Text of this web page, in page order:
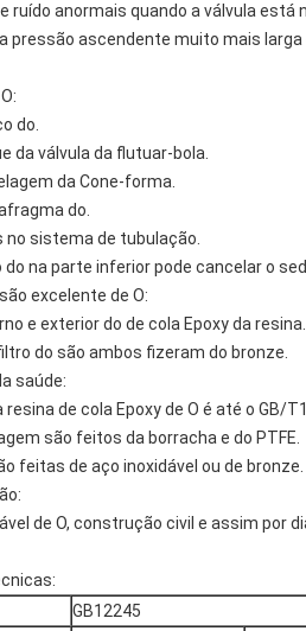
ruído anormais quando a válvula
pressão ascendente muito mais
do.
da válvula da flutuar-bola.
da Cone-forma.
do.
sistema de tubulação.
na parte inferior pode cancelar o
excelente de O:
e exterior do de cola Epoxy da resina.
do são ambos fizeram do bronze.
saúde:
de cola Epoxy de O é até o GB/
são feitos da borracha e do PTFE.
feitas de aço inoxidável ou de bronze.
de O, construção civil e assim por
GB12245